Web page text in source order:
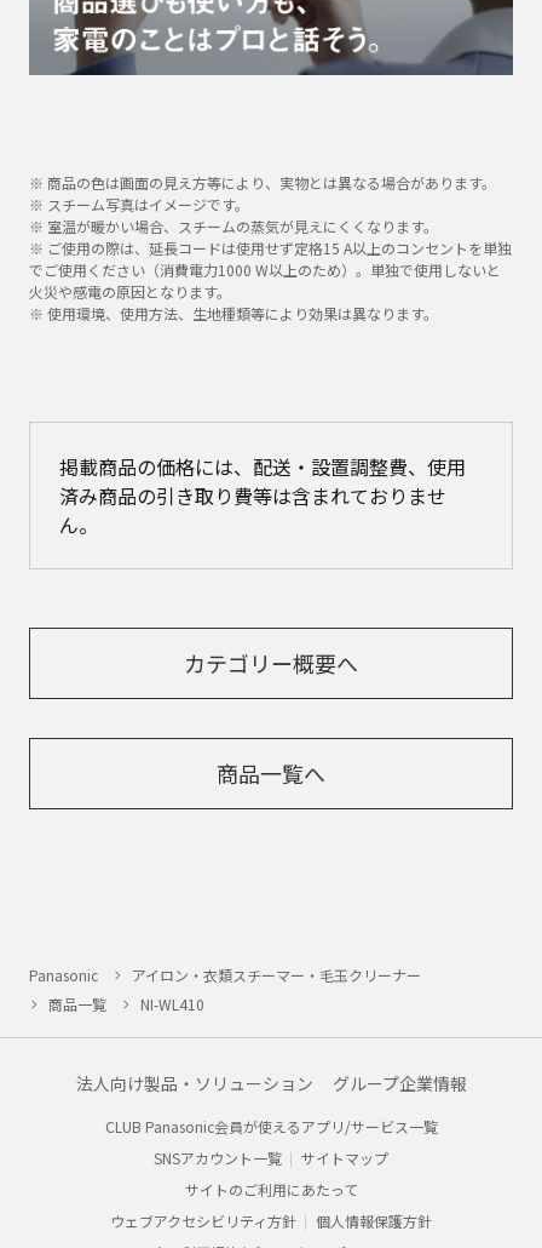
※ 商品の色は画面の見え方等により、実物とは異なる場合があります。
※ スチーム写真はイメージです。
※ 室温が暖かい場合、スチームの蒸気が見えにくくなります。
※ ご使用の際は、延長コードは使用せず定格15 A以上のコンセントを単独
でご使用ください（消費電力1000 W以上のため）。単独で使用しないと
火災や感電の原因となります。
※ 使用環境、使用方法、生地種類等により効果は異なります。
掲載商品の価格には、配送・設置調整費、使用
済み商品の引き取り費等は含まれておりませ
ん。
カテゴリー概要へ
商品一覧へ
Panasonic
アイロン・衣類スチーマー・毛玉クリーナー
商品一覧
NI-WL410
法人向け製品・ソリューション グループ企業情報
CLUB Panasonic会員が使えるアプリ/サービス一覧
SNSアカウント一覧
サイトマップ
サイトのご利用にあたって
ウェブアクセシビリティ方針
個人情報保護方針